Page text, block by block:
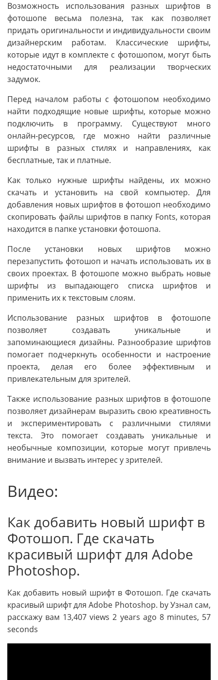
Возможность использования разных шрифтов в
фотошопе весьма полезна, так как позволяет
придать оригинальности и индивидуальности своим
дизайнерским работам. Классические шрифты,
которые идут в комплекте с фотошопом, могут быть
недостаточными для реализации творческих
задумок.
Перед началом работы с фотошопом необходимо
найти подходящие новые шрифты, которые можно
подключить в программу. Существуют много
онлайн-ресурсов, где можно найти различные
шрифты в разных стилях и направлениях, как
бесплатные, так и платные.
Как только нужные шрифты найдены, их можно
скачать и установить на свой компьютер. Для
добавления новых шрифтов в фотошоп необходимо
скопировать файлы шрифтов в папку Fonts, которая
находится в папке установки фотошопа.
После установки новых шрифтов можно
перезапустить фотошоп и начать использовать их в
своих проектах. В фотошопе можно выбрать новые
шрифты из выпадающего списка шрифтов и
применить их к текстовым слоям.
Использование разных шрифтов в фотошопе
позволяет создавать уникальные и
запоминающиеся дизайны. Разнообразие шрифтов
помогает подчеркнуть особенности и настроение
проекта, делая его более эффективным и
привлекательным для зрителей.
Также использование разных шрифтов в фотошопе
позволяет дизайнерам выразить свою креативность
и экспериментировать с различными стилями
текста. Это помогает создавать уникальные и
необычные композиции, которые могут привлечь
внимание и вызвать интерес у зрителей.
Видео:
Как добавить новый шрифт в
Фотошоп. Где скачать
красивый шрифт для Adobe
Photoshop.
Как добавить новый шрифт в Фотошоп. Где скачать
красивый шрифт для Adobe Photoshop. by Узнал сам,
расскажу вам 13,407 views 2 years ago 8 minutes, 57
seconds